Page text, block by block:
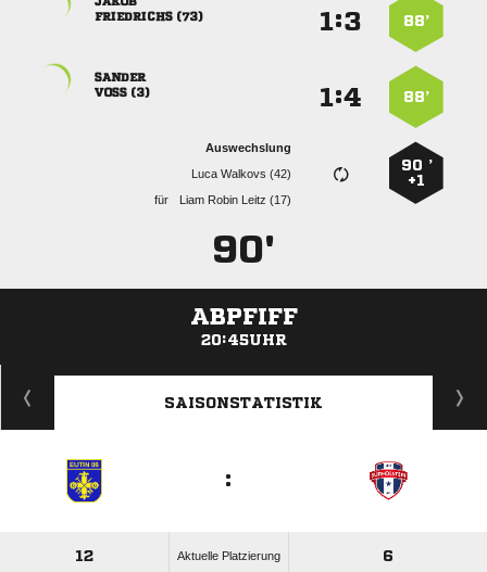
88’
:
 
88’
:

 
90 ’
+1
Auswechslung
  
für
   
90'
ABPFIFF
20:45UHR
ANZEIGE
SAISONSTATISTIK
:
12 Aktuelle Platzierung 6